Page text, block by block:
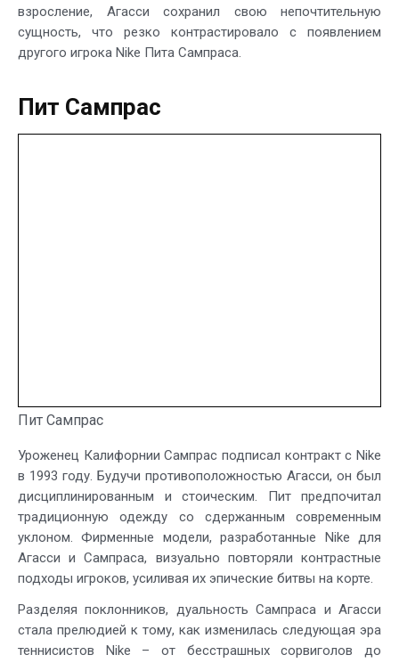
взросление, Агасси сохранил свою непочтительную
сущность, что резко контрастировало с появлением
другого игрока Nike Пита Сампраса.
Пит Сампрас
Пит Сампрас
Уроженец Калифорнии Сампрас подписал контракт с Nike
в 1993 году. Будучи противоположностью Агасси, он был
дисциплинированным и стоическим. Пит предпочитал
традиционную одежду со сдержанным современным
уклоном. Фирменные модели, разработанные Nike для
Агасси и Сампраса, визуально повторяли контрастные
подходы игроков, усиливая их эпические битвы на корте.
Разделяя поклонников, дуальность Сампраса и Агасси
стала прелюдией к тому, как изменилась следующая эра
теннисистов Nike – от бесстрашных сорвиголов до